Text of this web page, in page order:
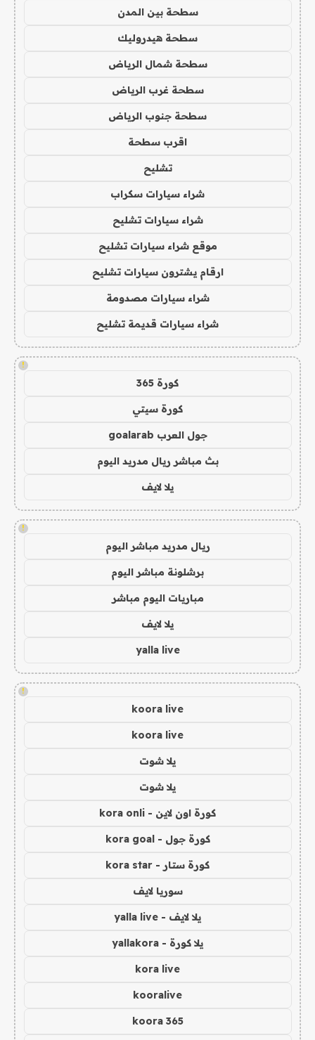
سطحة بين المدن
سطحة هيدروليك
سطحة شمال الرياض
سطحة غرب الرياض
سطحة جنوب الرياض
اقرب سطحة
تشليح
شراء سيارات سكراب
شراء سيارات تشليح
موقع شراء سيارات تشليح
ارقام يشترون سيارات تشليح
شراء سيارات مصدومة
شراء سيارات قديمة تشليح
!
كورة 365
كورة سيتي
جول العرب goalarab
بث مباشر ريال مدريد اليوم
يلا لايف
!
ريال مدريد مباشر اليوم
برشلونة مباشر اليوم
مباريات اليوم مباشر
يلا لايف
yalla live
!
koora live
koora live
يلا شوت
يلا شوت
كورة اون لاين - kora onli
كورة جول - kora goal
كورة ستار - kora star
سوريا لايف
يلا لايف - yalla live
يلا كورة - yallakora
kora live
kooralive
koora 365